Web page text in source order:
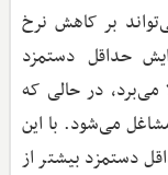
بر کاهش نرخ
حداقل دستمزد
می‌برد، در حالی که
می‌شود. با این
دستمزد بیشتر از